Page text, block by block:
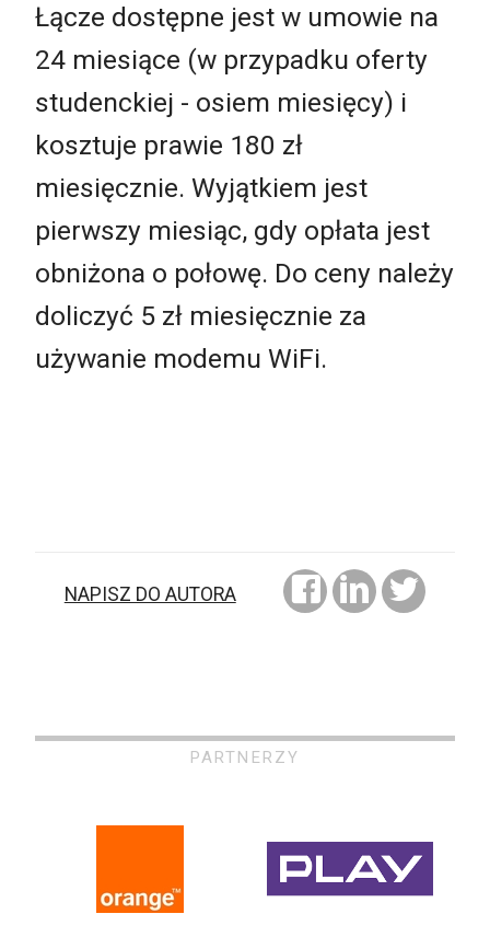
Łącze dostępne jest w umowie na
24 miesiące (w przypadku oferty
studenckiej - osiem miesięcy) i
kosztuje prawie 180 zł
miesięcznie. Wyjątkiem jest
pierwszy miesiąc, gdy opłata jest
obniżona o połowę. Do ceny należy
doliczyć 5 zł miesięcznie za
używanie modemu WiFi.
NAPISZ DO AUTORA
PARTNERZY